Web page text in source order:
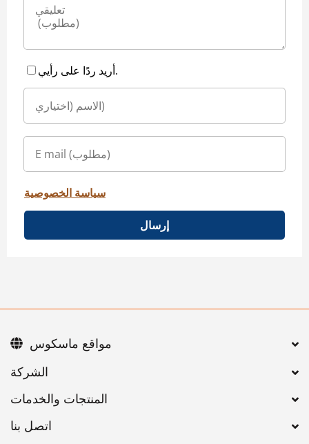
أريد ردًا على رأيي.
سياسة الخصوصية
إرسال
اتصل بنا
مواقع ماسكوس